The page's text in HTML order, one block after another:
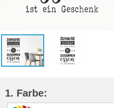
1. Farbe: